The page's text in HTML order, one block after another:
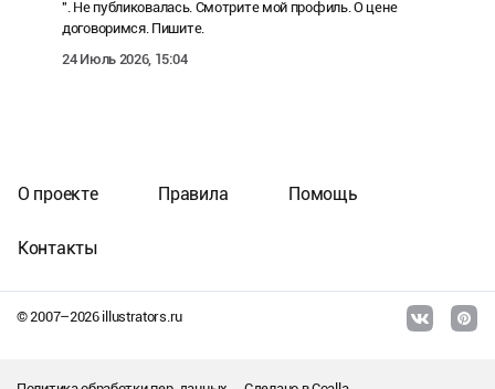
". Не публиковалась. Смотрите мой профиль. О цене
договоримся. Пишите.
24 Июль 2026, 15:04
© 2007–2026illustrators.ru
О проекте Правила Помощь
Контакты